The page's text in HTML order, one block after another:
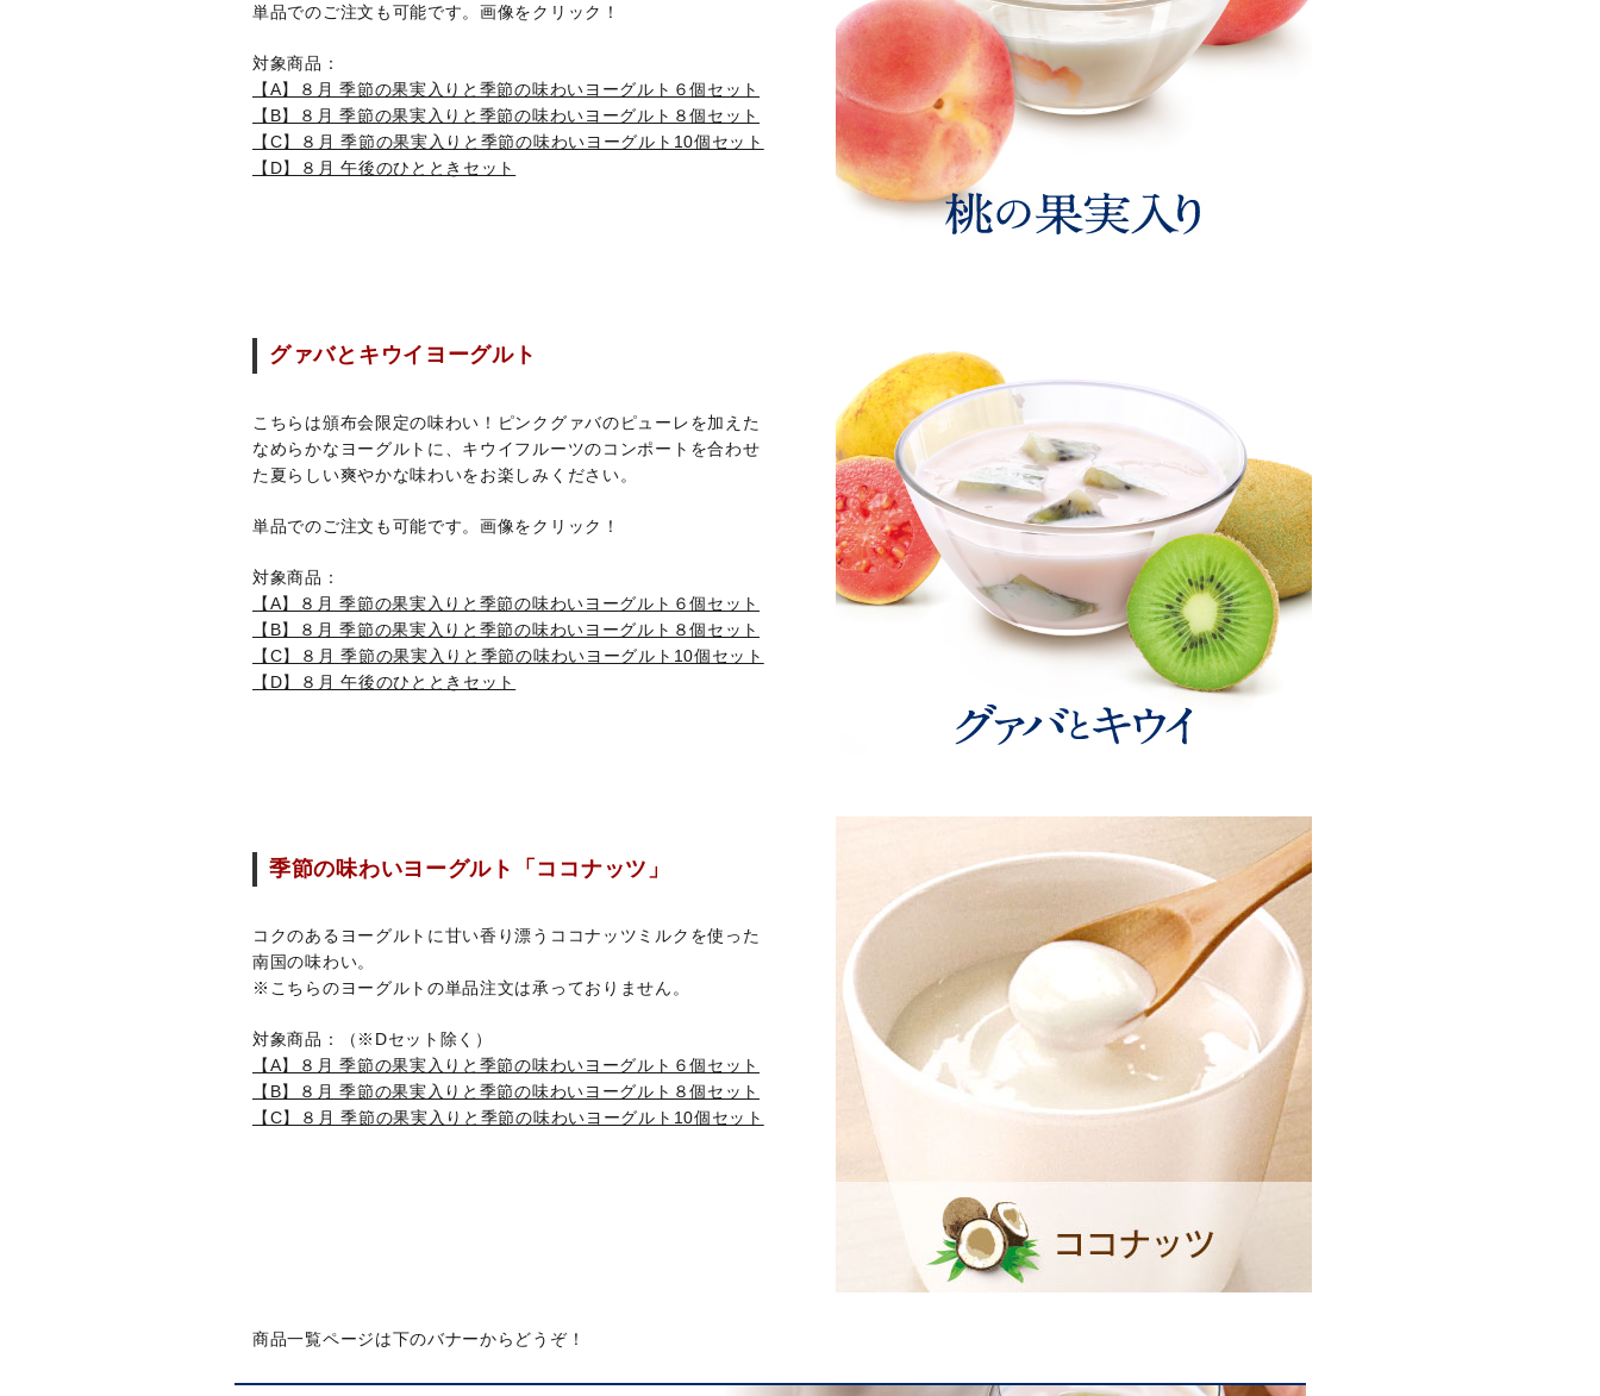
単品でのご注文も可能です。画像をクリック！
対象商品：
【A】８月 季節の果実入りと季節の味わいヨーグルト６個セット
【B】８月 季節の果実入りと季節の味わいヨーグルト８個セット
【C】８月 季節の果実入りと季節の味わいヨーグルト10個セット
【D】８月 午後のひとときセット
グァバとキウイヨーグルト
こちらは頒布会限定の味わい！ピンクグァバのピューレを加えた
なめらかなヨーグルトに、キウイフルーツのコンポートを合わせ
た夏らしい爽やかな味わいをお楽しみください。
単品でのご注文も可能です。画像をクリック！
対象商品：
【A】８月 季節の果実入りと季節の味わいヨーグルト６個セット
【B】８月 季節の果実入りと季節の味わいヨーグルト８個セット
【C】８月 季節の果実入りと季節の味わいヨーグルト10個セット
【D】８月 午後のひとときセット
季節の味わいヨーグルト「ココナッツ」
コクのあるヨーグルトに甘い香り漂うココナッツミルクを使った
南国の味わい。
※こちらのヨーグルトの単品注文は承っておりません。
対象商品：（※Dセット除く）
【A】８月 季節の果実入りと季節の味わいヨーグルト６個セット
【B】８月 季節の果実入りと季節の味わいヨーグルト８個セット
【C】８月 季節の果実入りと季節の味わいヨーグルト10個セット
商品一覧ページは下のバナーからどうぞ！